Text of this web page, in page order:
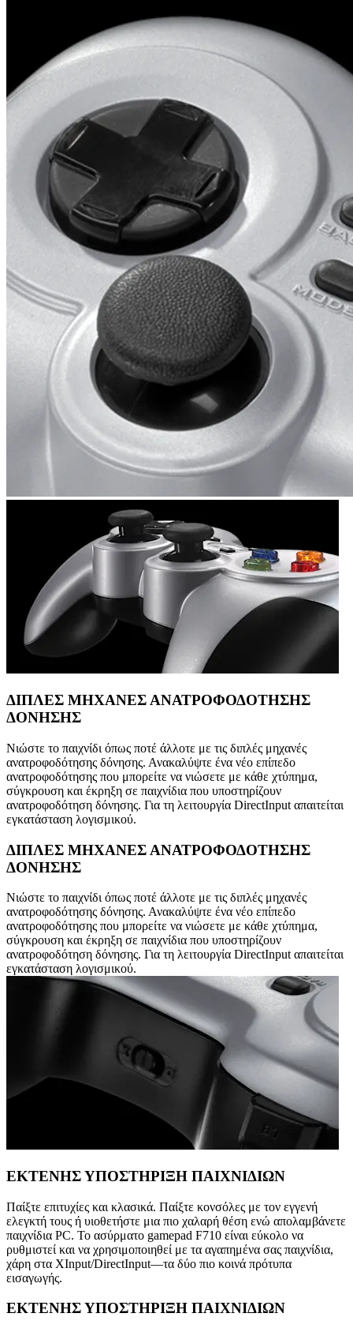
ΔΙΠΛΕΣ ΜΗΧΑΝΕΣ ΑΝΑΤΡΟΦΟΔΟΤΗΣΗΣ
ΔΟΝΗΣΗΣ
Νιώστε το παιχνίδι όπως ποτέ άλλοτε με τις διπλές μηχανές
ανατροφοδότησης δόνησης. Ανακαλύψτε ένα νέο επίπεδο
ανατροφοδότησης που μπορείτε να νιώσετε με κάθε χτύπημα,
σύγκρουση και έκρηξη σε παιχνίδια που υποστηρίζουν
ανατροφοδότηση δόνησης. Για τη λειτουργία DirectInput απαιτείται
εγκατάσταση λογισμικού.
ΔΙΠΛΕΣ ΜΗΧΑΝΕΣ ΑΝΑΤΡΟΦΟΔΟΤΗΣΗΣ
ΔΟΝΗΣΗΣ
Νιώστε το παιχνίδι όπως ποτέ άλλοτε με τις διπλές μηχανές
ανατροφοδότησης δόνησης. Ανακαλύψτε ένα νέο επίπεδο
ανατροφοδότησης που μπορείτε να νιώσετε με κάθε χτύπημα,
σύγκρουση και έκρηξη σε παιχνίδια που υποστηρίζουν
ανατροφοδότηση δόνησης. Για τη λειτουργία DirectInput απαιτείται
εγκατάσταση λογισμικού.
ΕΚΤΕΝΗΣ ΥΠΟΣΤΗΡΙΞΗ ΠΑΙΧΝΙΔΙΩΝ
Παίξτε επιτυχίες και κλασικά. Παίξτε κονσόλες με τον εγγενή
ελεγκτή τους ή υιοθετήστε μια πιο χαλαρή θέση ενώ απολαμβάνετε
παιχνίδια PC. Το ασύρματο gamepad F710 είναι εύκολο να
ρυθμιστεί και να χρησιμοποιηθεί με τα αγαπημένα σας παιχνίδια,
χάρη στα XInput/DirectInput—τα δύο πιο κοινά πρότυπα
εισαγωγής.
ΕΚΤΕΝΗΣ ΥΠΟΣΤΗΡΙΞΗ ΠΑΙΧΝΙΔΙΩΝ